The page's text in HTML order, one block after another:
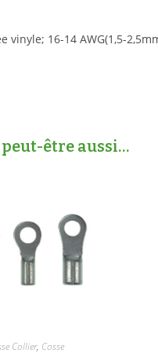
vinyle; 16-14 AWG(1,5-
être aussi…
Collier, Cosse